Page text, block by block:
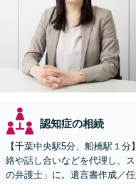
認知症の相続
【千葉中央駅5分、船橋駅１
絡や話し合いなどを代理し、
の弁護士」に。遺言書作成／